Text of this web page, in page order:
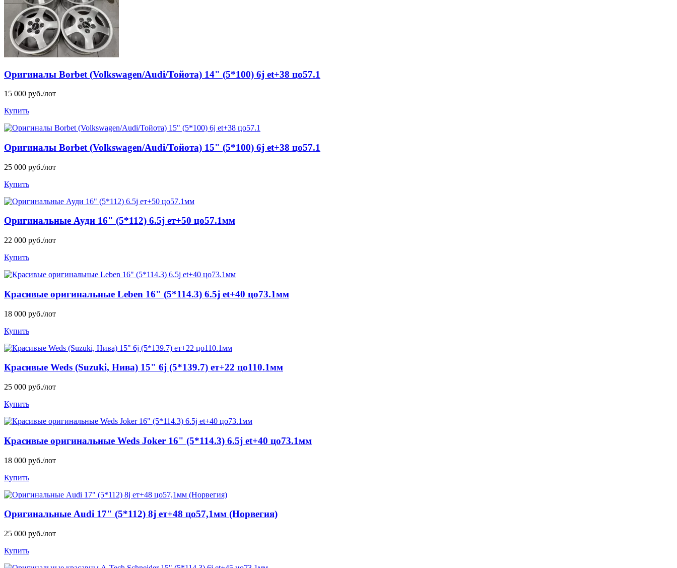
Оригиналы Borbet (Volkswagen/Audi/Тойота) 14" (5*100) 6j et+38 цо57.1
15 000 руб./лот
Купить
Оригиналы Borbet (Volkswagen/Audi/Тойота) 15" (5*100) 6j et+38 цо57.1
25 000 руб./лот
Купить
Оригинальные Ауди 16" (5*112) 6.5j ет+50 цо57.1мм
22 000 руб./лот
Купить
Красивые оригинальные Leben 16" (5*114.3) 6.5j et+40 цо73.1мм
18 000 руб./лот
Купить
Красивые Weds (Suzuki, Нива) 15" 6j (5*139.7) ет+22 цо110.1мм
25 000 руб./лот
Купить
Красивые оригинальные Weds Joker 16" (5*114.3) 6.5j et+40 цо73.1мм
18 000 руб./лот
Купить
Оригинальные Audi 17" (5*112) 8j ет+48 цо57,1мм (Норвегия)
25 000 руб./лот
Купить